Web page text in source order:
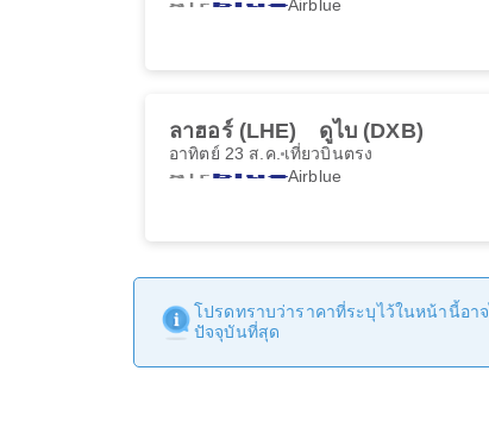
Airblue
ลาฮอร์ (LHE) ดูไบ (DXB)
อาทิตย์ 23 ส.ค. เที่ยวบินตรง
Airblue
โปรดทราบว่าราคาที่ระบุไว้ในหน้านี้อา
ปัจจุบันที่สุด